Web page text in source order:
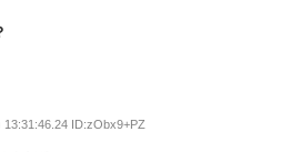
13:31:46.24 ID:zObx9+PZ